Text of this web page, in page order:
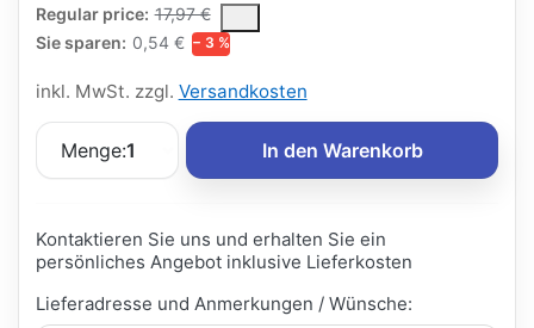
Regular price: 17,97 €
The Regular Price is the median selling price paid by
Sie sparen: 0,54 € − 3 %
inkl. MwSt. zzgl. Versandkosten
Menge:1 In den Warenkorb
Kontaktieren Sie uns und erhalten Sie ein
persönliches Angebot inklusive Lieferkosten
Lieferadresse und Anmerkungen / Wünsche: